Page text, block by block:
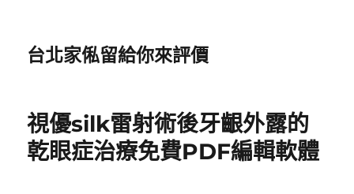
台北家俬留給你來評價
視優silk雷射術後牙齦外露的
乾眼症治療免費PDF編輯軟體